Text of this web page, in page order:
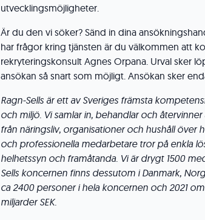
utvecklingsmöjligheter.
Är du den vi söker? Sänd in dina
har frågor kring tjänsten är du välkommen att
rekryteringskonsult Agnes Orpana. Urval sker
ansökan så snart som möjligt. Ansökan sker
Ragn-Sells är ett av Sveriges främsta
och miljö. Vi samlar in, behandlar och
från näringsliv, organisationer och hushåll över
och professionella medarbetare tror på enkla
helhetssyn och framåtanda. Vi är drygt 1500
Sells koncernen finns dessutom i Danmark,
ca 2400 personer i hela koncernen och 2021
miljarder SEK.